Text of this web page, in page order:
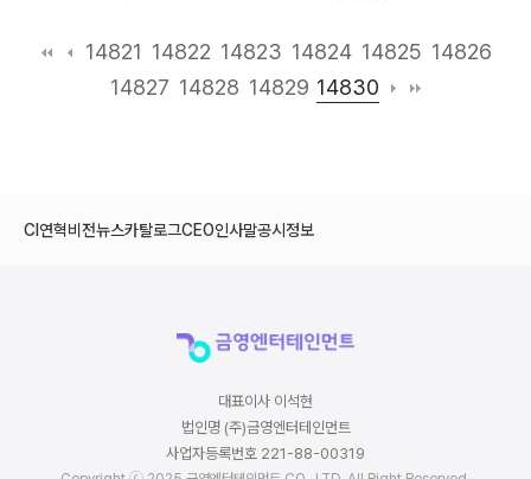
14821 14822 14823 14824 14825 14826
14827 14828 14829 14830
CI 연혁비전뉴스카탈로그CEO인사말공시정보
대표이사 이석현
법인명 (주)금영엔터테인먼트
사업자등록번호 221-88-00319